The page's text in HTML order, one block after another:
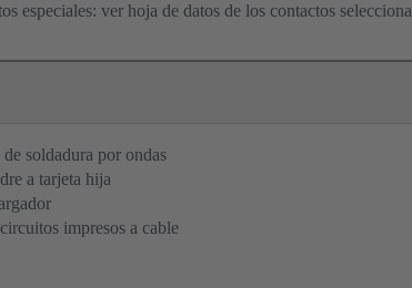
especiales: ver hoja de datos de los contactos
soldadura por ondas
a tarjeta hija
impresos a cable